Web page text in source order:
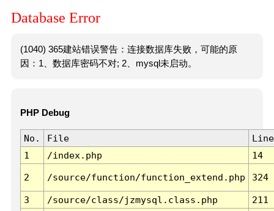
Database Error
(1040) 365建站错误警告：连接数据库失败，可能的原
因：1、数据库密码不对; 2、mysql未启动。
PHP Debug
No. File
Line
1
/index.php 14
2 /source/function/function_extend.php 324
3 /source/class/jzmysql.class.php
211